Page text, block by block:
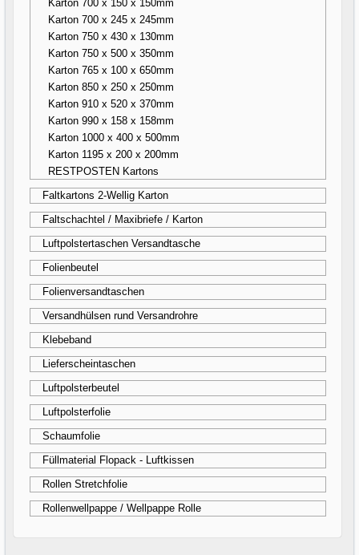
Karton 700 x 150 x 150mm
Karton 700 x 245 x 245mm
Karton 750 x 430 x 130mm
Karton 750 x 500 x 350mm
Karton 765 x 100 x 650mm
Karton 850 x 250 x 250mm
Karton 910 x 520 x 370mm
Karton 990 x 158 x 158mm
Karton 1000 x 400 x 500mm
Karton 1195 x 200 x 200mm
RESTPOSTEN Kartons
Faltkartons 2-Wellig Karton
Faltschachtel / Maxibriefe / Karton
Luftpolstertaschen Versandtasche
Folienbeutel
Folienversandtaschen
Versandhülsen rund Versandrohre
Klebeband
Lieferscheintaschen
Luftpolsterbeutel
Luftpolsterfolie
Schaumfolie
Füllmaterial Flopack - Luftkissen
Rollen Stretchfolie
Rollenwellpappe / Wellpappe Rolle